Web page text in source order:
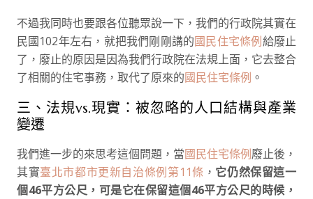
不過我同時也要跟各位聽眾說一下，我們的行政院其實在
民國102年左右，就把我們剛剛講的國民住宅條例給廢止
了，廢止的原因是因為我們行政院在法規上面，它去整合
了相關的住宅事務，取代了原來的國民住宅條例 。
三、法規vs.現實：被忽略的人口結構與產業
變遷
我們進一步的來思考這個問題，當國民住宅條例廢止後，
其實臺北市都市更新自治條例第11條 ， 它仍然保留這一
個46平方公尺，可是它在保留這個46平方公尺的時候，